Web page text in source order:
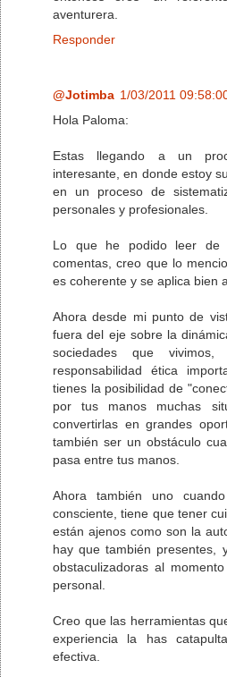
aventurera.
Responder
@Jotimba 1/03/2011
Hola Paloma:
Estas llegando a un
interesante, en donde estoy
en un proceso de
personales y profesionales.
Lo que he podido leer
comentas, creo que lo
es coherente y se aplica bien
Ahora desde mi punto de
fuera del eje sobre la
sociedades que
responsabilidad ética
tienes la posibilidad de
por tus manos muchas
convertirlas en grandes
también ser un obstáculo
pasa entre tus manos.
Ahora también uno
consciente, tiene que tener
están ajenos como son la
hay que también presentes,
obstaculizadoras al
personal.
Creo que las herramientas
experiencia la has
efectiva.